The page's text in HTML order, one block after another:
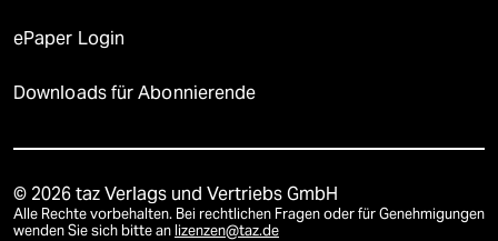
ePaper Login
Downloads für Abonnierende
© 2026 taz Verlags und Vertriebs GmbH
Alle Rechte vorbehalten. Bei rechtlichen Fragen oder für Genehmigungen
wenden Sie sich bitte an lizenzen@taz.de